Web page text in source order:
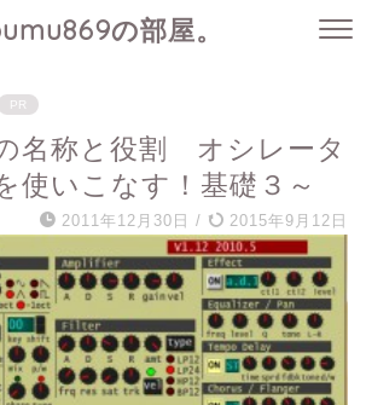
の部屋。
PR
名称と役割 オシレータ
使いこなす！基礎３～
2011年12月30日 / 2015年9月12日